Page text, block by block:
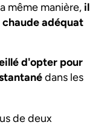
même manière, il
adéquat
d'opter pour
dans les
de deux